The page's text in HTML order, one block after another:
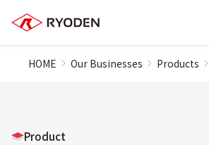
HOME Our Businesses Products
Product